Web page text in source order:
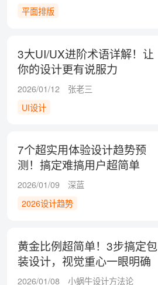
平面排版
3大UI/UX进阶术语详解！让
你的设计更有说服力
2026/01/12
张老三
UI设计
7个超实用体验设计趋势预
测！搞定难搞用户超简单
2026/01/09
深蓝
2026设计趋势
黄金比例超简单！3步搞定包
装设计，视觉重心一眼明确
2026/01/08
小蜗牛设计方法论